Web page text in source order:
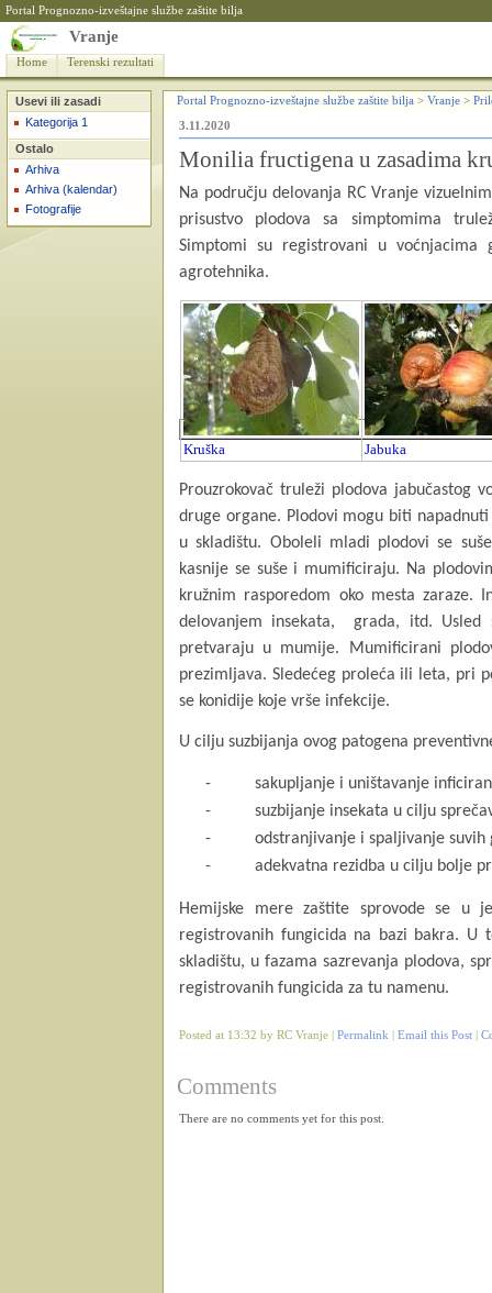
Portal Prognozno-izveštajne službe zaštite bilja
Vranje
Home Terenski rezultati
Usevi ili zasadi
Kategorija 1
Ostalo
Arhiva
Arhiva (kalendar)
Fotografije
Portal Prognozno-izveštajne službe zaštite bilja > Vranje >
3.11.2020
Monilia fructigena u zasadima
Na području delovanja RC Vranje
prisustvo plodova sa simptomima
Simptomi su registrovani u
agrotehnika.
Kruška Jabuka
Prouzrokovač truleži plodova jabučastog
druge organe. Plodovi mogu biti
u skladištu. Oboleli mladi plodovi se
kasnije se suše i mumificiraju. Na
kružnim rasporedom oko mesta zaraze.
delovanjem insekata,
grada, itd. Usled
pretvaraju u mumije.
Mumificirani
prezimljava. Sledećeg proleća ili leta, pri
se konidije koje vrše infekcije.
U cilju suzbijanja ovog patogena
-
sakupljanje i uništavanje
-
suzbijanje insekata u cilju
-
odstranjivanje i spaljivanje suvih
-
adekvatna rezidba u cilju bolje
Hemijske mere zaštite sprovode se u
registrovanih fungicida na bazi bakra. U
skladištu, u fazama sazrevanja plodova,
registrovanih fungicida za tu namenu.
Posted at 13:32 by RC Vranje | Permalink Email this Post
Comments
There are no comments yet for this post.